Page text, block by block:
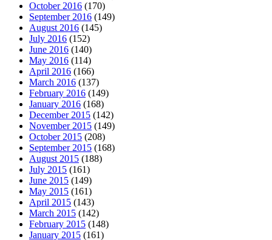
October 2016 (170)
September 2016 (149)
August 2016 (145)
July 2016 (152)
June 2016 (140)
May 2016 (114)
April 2016 (166)
March 2016 (137)
February 2016 (149)
January 2016 (168)
December 2015 (142)
November 2015 (149)
October 2015 (208)
September 2015 (168)
August 2015 (188)
July 2015 (161)
June 2015 (149)
May 2015 (161)
April 2015 (143)
March 2015 (142)
February 2015 (148)
January 2015 (161)